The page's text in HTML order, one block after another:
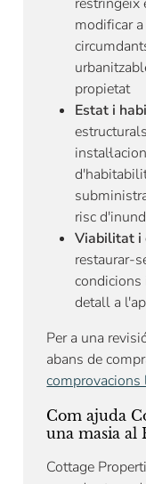
modificar
propietat
Estat i
risc
Viabilitat i
restaurar-
condicions
detall a
Per a una
abans de
Com ajuda
una masia al
Cottage